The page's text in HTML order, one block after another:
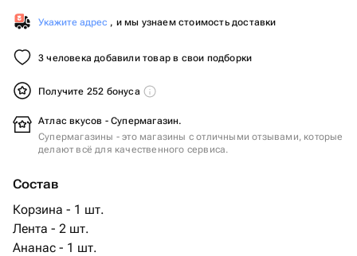
Укажите адрес , и мы узнаем стоимость доставки
3 человека добавили товар в свои подборки
Получите 252 бонуса
Атлас вкусов - Супермагазин.
Супермагазины - это магазины с отличными отзывами, которые
делают всё для качественного сервиса.
Состав
Корзина - 1 шт.
Лента - 2 шт.
Ананас - 1 шт.